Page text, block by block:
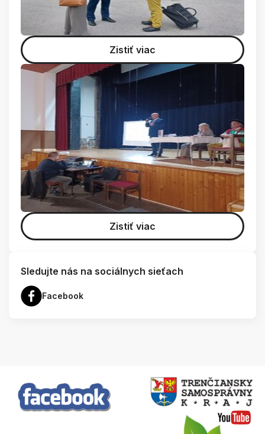
Zistiť viac
Zistiť viac
Sledujte nás na sociálnych sieťach
Facebook